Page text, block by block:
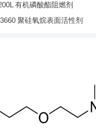
有机磷酸酯阻燃剂
聚硅氧烷表面活性剂